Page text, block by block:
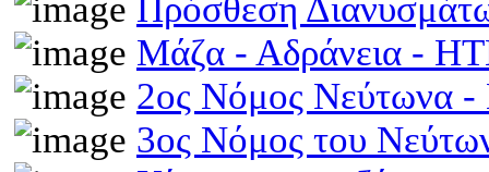
Πρόσθεση
Μάζα - Αδράνεια -
2ος Νόμος Νεύτωνα
3ος Νόμος του